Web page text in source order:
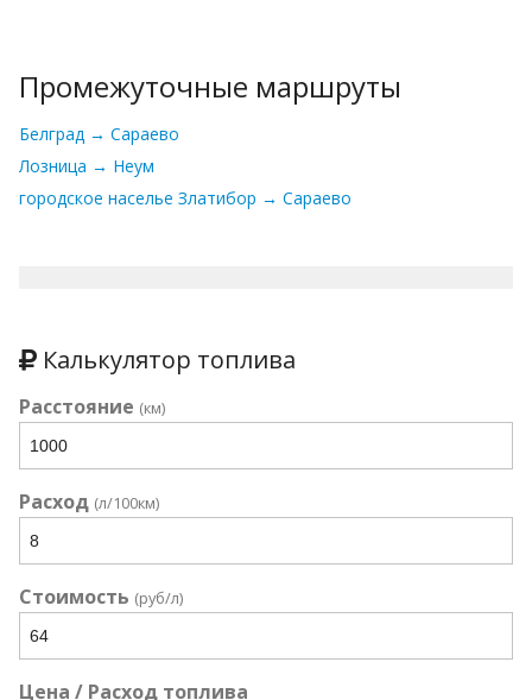
Промежуточные маршруты
Белград → Сараево
Лозница → Неум
городское населье Златибор → Сараево
Калькулятор топлива
Расстояние (км)
Расход (л/100км)
Стоимость (руб/л)
Цена / Расход топлива